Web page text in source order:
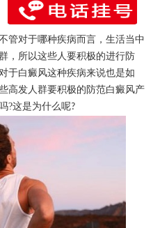
管对于哪种疾病而言，生活当中
，所以这些人要积极的进行防
于白癜风这种疾病来说也是如
高发人群要积极的防范白癜风产
?这是为什么呢?